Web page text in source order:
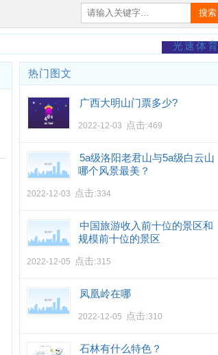
搜索
光速体育
热门图文
广西大明山门票多少?
2022-12-03 点击:469
5a级洛阳老君山与5a级白云山
哪个风景最美？
2022-12-03 点击:334
中国旅游收入前十位的景区和
规模前十位的景区
2022-12-05 点击:315
凤凰岭在哪
2022-12-05 点击:310
石林有什么特色？